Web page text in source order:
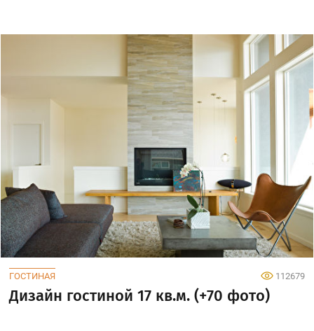
ГОСТИНАЯ 112679
Дизайн гостиной 17 кв.м. (+70 фото)